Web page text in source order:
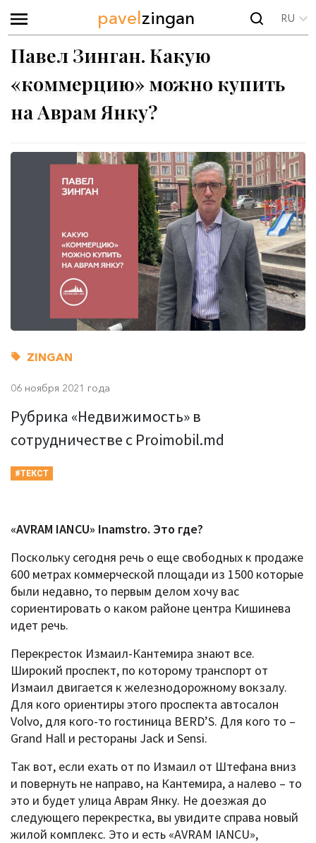
pavelzingan RU
ZINGAN
06 ноября 2021 года
Павел Зинган. Какую
«коммерцию» можно купить
на Аврам Янку?
Рубрика «Недвижимость» в
сотрудничестве с Proimobil.md
#ТЕКСТ
«AVRAM IANCU» Inamstro. Это где?
Поскольку сегодня речь о еще свободных к продаже
600 метрах коммерческой площади из 1500 которые
были недавно, то первым делом хочу вас
сориентировать о каком районе центра Кишинева
идет речь.
Перекресток Измаил-Кантемира знают все.
Широкий проспект, по которому транспорт от
Измаил двигается к железнодорожному вокзалу.
Для кого ориентиры этого проспекта автосалон
Volvo, для кого-то гостиница BERD’S. Для кого то –
Grand Hall и рестораны Jack и Sensi.
Так вот, если ехать от по Измаил от Штефана вниз
и повернуть не направо, на Кантемира, а налево – то
это и будет улица Аврам Янку. Не доезжая до
следующего перекрестка, вы увидите справа новый
жилой комплекс. Это и есть «AVRAM IANCU»,